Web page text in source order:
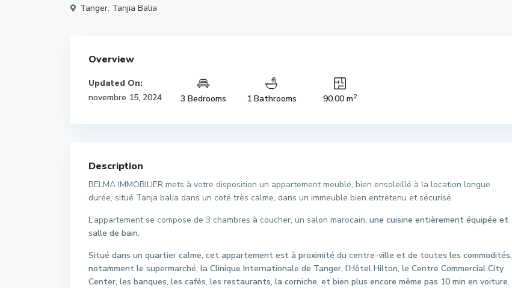
Tanger, Tanjia Balia
Overview
Updated On:
novembre 15, 2024
3 Bedrooms 1 Bathrooms 90.00 m2
Description
BELMA IMMOBILIER mets à votre disposition un appartement meublé, bien ensoleillé à la location longue
durée, situé Tanja balia dans un coté très calme, dans un immeuble bien entretenu et sécurisé.
L’appartement se compose de 3 chambres à coucher, un salon marocain, une cuisine entièrement équipée et
salle de bain.
Situé dans un quartier calme, cet appartement est à proximité du centre-ville et de toutes les commodités,
notamment le supermarché, la Clinique Internationale de Tanger, l’Hôtel Hilton, le Centre Commercial City
Center, les banques, les cafés, les restaurants, la corniche, et bien plus encore même pas 10 min en voiture.